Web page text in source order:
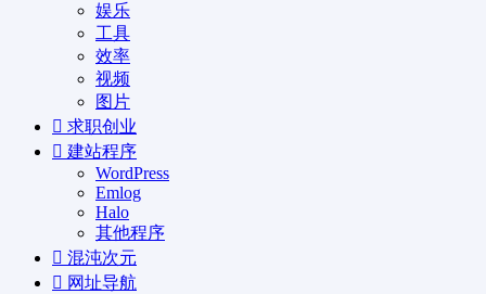
娱乐
工具
效率
视频
图片
求职创业
建站程序
WordPress
Emlog
Halo
其他程序
混沌次元
网址导航